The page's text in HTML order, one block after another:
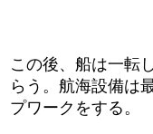
この後、船は一転
らう。航海設備は
プワークをする。